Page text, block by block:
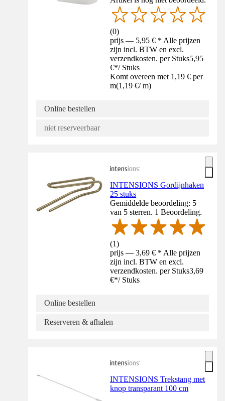
(0)
prijs — 5,95 € * Alle prijzen
zijn incl. BTW en excl.
verzendkosten. per Stuks5,95
€*/ Stuks
Komt overeen met 1,19 € per
m(1,19 €/ m)
Online bestellen
niet reserveerbaar
INTENSIONS Gordijnhaken
25 stuks
Gemiddelde beoordeling: 5
van 5 sterren. 1 Beoordeling.
(1)
prijs — 3,69 € * Alle prijzen
zijn incl. BTW en excl.
verzendkosten. per Stuks3,69
€*/ Stuks
Online bestellen
Reserveren & afhalen
INTENSIONS Trekstang met
knop transparant 100 cm